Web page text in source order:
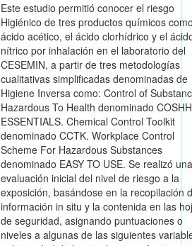
Este estudio permitió conocer el riesgo
Higiénico de tres productos químicos
ácido acético, el ácido clorhídrico y el
nítrico por inhalación en el laboratorio del
CESEMIN, a partir de tres metodologías
cualitativas simplificadas denominadas de
Higiene Inversa como: Control of
Hazardous To Health denominado COSHH
ESSENTIALS. Chemical Control Toolkit
denominado CCTK. Workplace Control
Scheme For Hazardous Substances
denominado EASY TO USE. Se realizó una
evaluación inicial del nivel de riesgo a la
exposición, basándose en la recopilación
información in situ y la contenida en las
de seguridad, asignando puntuaciones o
niveles a algunas de las siguientes